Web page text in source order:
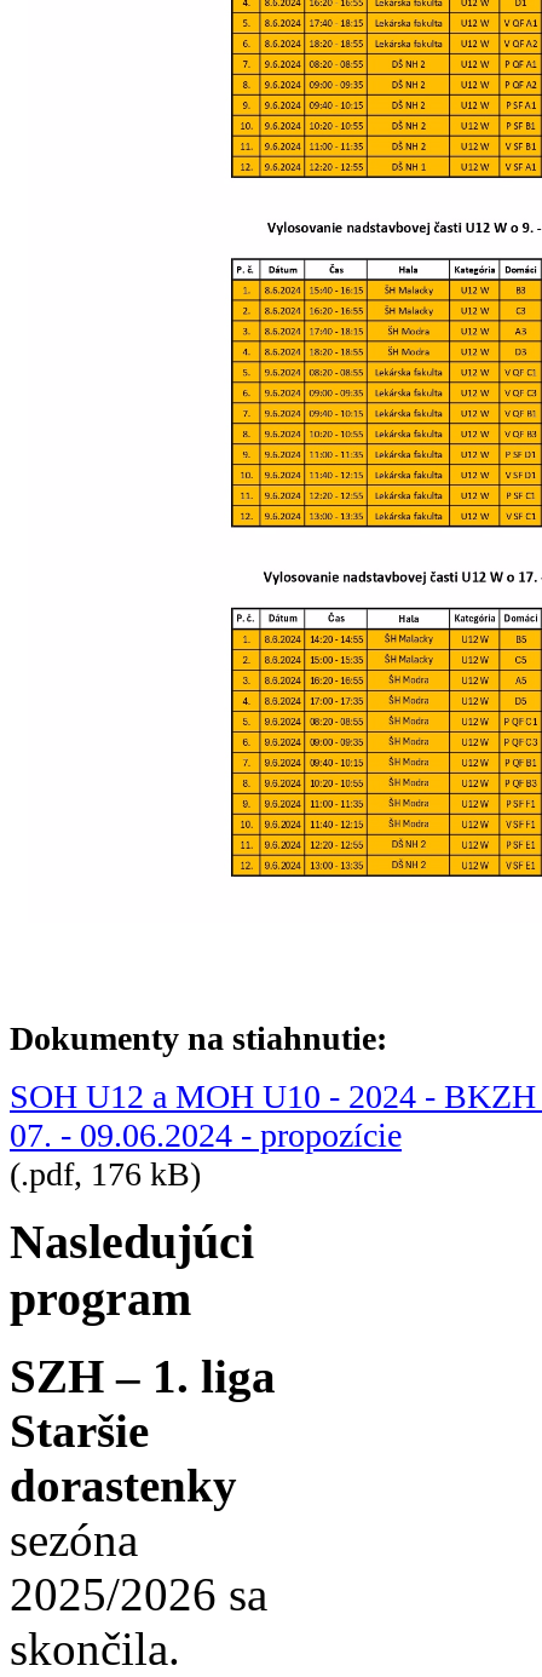
Dokumenty na stiahnutie:
SOH U12 a MOH U10 - 2024 -
07. - 09.06.2024 - propozície
(.pdf, 176 kB)
Nasledujúci
program
SZH – 1. liga
Staršie
dorastenky
sezóna
2025/2026 sa
skončila.